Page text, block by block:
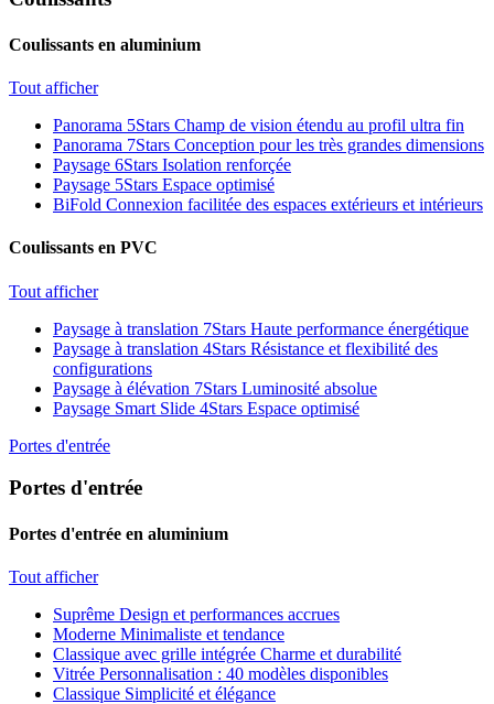
Coulissants en aluminium
Tout afficher
Panorama 5Stars Champ de vision étendu au profil ultra fin
Panorama 7Stars Conception pour les très grandes dimensions
Paysage 6Stars Isolation renforçée
Paysage 5Stars Espace optimisé
BiFold Connexion facilitée des espaces extérieurs et intérieurs
Coulissants en PVC
Tout afficher
Paysage à translation 7Stars Haute performance énergétique
Paysage à translation 4Stars Résistance et flexibilité des
configurations
Paysage à élévation 7Stars Luminosité absolue
Paysage Smart Slide 4Stars Espace optimisé
Portes d'entrée
Portes d'entrée
Portes d'entrée en aluminium
Tout afficher
Suprême Design et performances accrues
Moderne Minimaliste et tendance
Classique avec grille intégrée Charme et durabilité
Vitrée Personnalisation : 40 modèles disponibles
Classique Simplicité et élégance